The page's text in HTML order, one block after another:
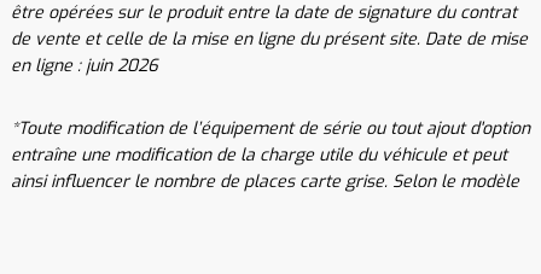
être opérées sur le produit entre la date de signature du contrat
de vente et celle de la mise en ligne du présent site. Date de mise
en ligne : juin 2026
*Toute modification de l’équipement de série ou tout ajout d'option
entraîne une modification de la charge utile du véhicule et peut
ainsi influencer le nombre de places carte grise. Selon le modèle